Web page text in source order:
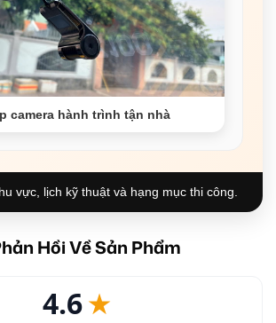
camera hành trình tận nhà
vực, lịch kỹ thuật và hạng mục thi công.
Hồi Về Sản Phẩm
4.6★